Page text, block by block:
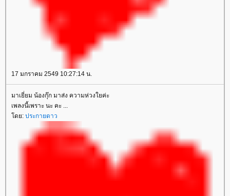
17 มกราคม 2549 10:27:14 น.
มาเยี่ยม น้องกุ๊ก มาส่ง ความห่วงใยค่ะ
เพลงนี้เพราะ นะ คะ ...
ดย: ประกายดาว